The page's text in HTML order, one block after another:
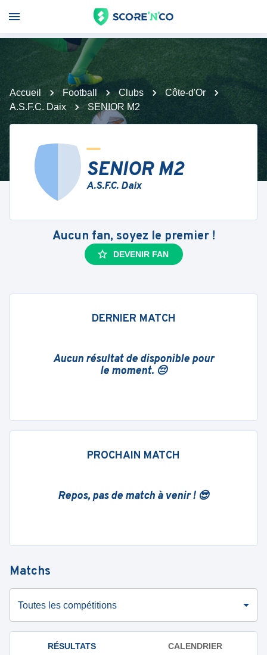
Accueil Football Clubs
Côte-d'Or
A.S.F.C. Daix
SENIOR M2
SENIOR M2
A.S.F.C. Daix
Aucun fan, soyez le premier !
DEVENIR FAN
DERNIER MATCH
Aucun résultat de disponible pour
le moment. 😔
PROCHAIN MATCH
Repos, pas de match à venir ! 😎
Matchs
Toutes les compétitions
RÉSULTATS CALENDRIER